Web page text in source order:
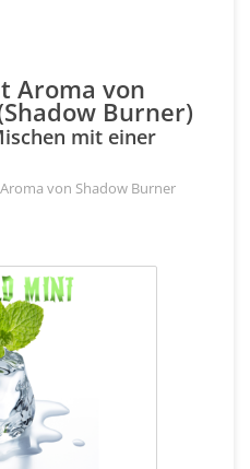
Aroma von
Burner)
mit einer
von Shadow Burner